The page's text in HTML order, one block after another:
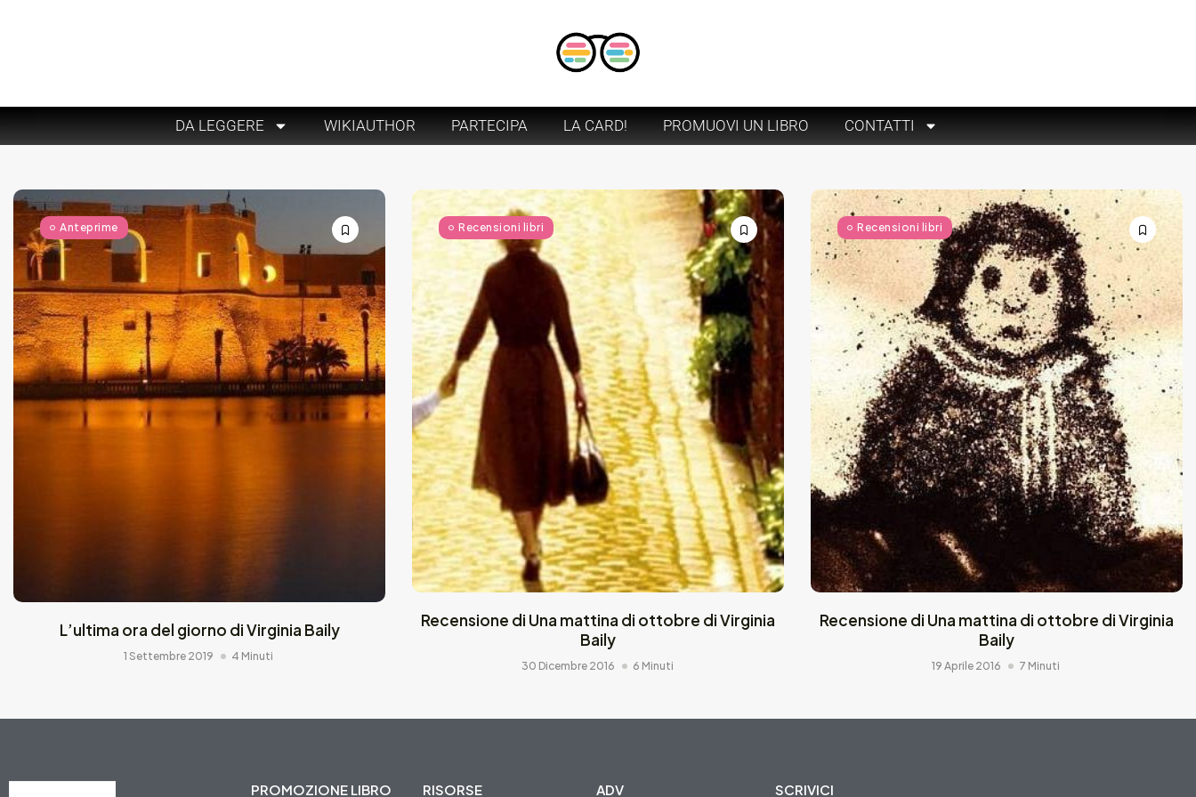
DA LEGGERE WIKIAUTHOR PARTECIPA LA CARD! PROMUOVI UN LIBRO CONTATTI
Anteprime
L’ultima ora del giorno di Virginia Baily
1 Settembre 2019 4 Minuti
Recensioni libri
Recensione di Una mattina di ottobre di Virginia
Baily
30 Dicembre 2016 6 Minuti
Recensioni libri
Recensione di Una mattina di ottobre di Virginia
Baily
19 Aprile 2016 7 Minuti
PROMOZIONE LIBRO RISORSE ADV SCRIVICI